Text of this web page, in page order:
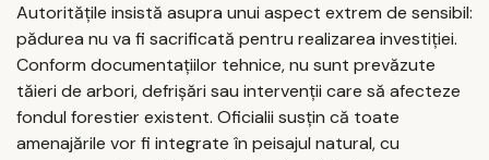
Autoritățile insistă asupra unui aspect extrem de sensibil:
pădurea nu va fi sacrificată pentru realizarea investiției.
Conform documentațiilor tehnice, nu sunt prevăzute
tăieri de arbori, defrișări sau intervenții care să afecteze
fondul forestier existent. Oficialii susțin că toate
amenajările vor fi integrate în peisajul natural, cu